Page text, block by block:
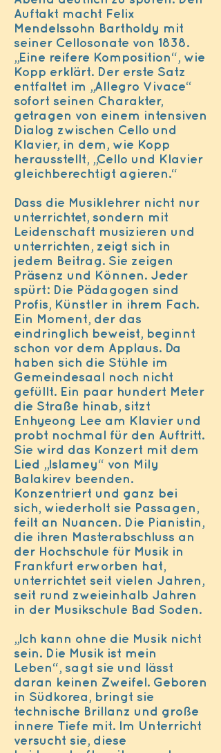
Auftakt macht Felix
Mendelssohn Bartholdy mit
seiner Cellosonate von 1838.
„Eine reifere Komposition“, wie
Kopp erklärt. Der erste Satz
entfaltet im „Allegro Vivace“
sofort seinen Charakter,
getragen von einem intensiven
Dialog zwischen Cello und
Klavier, in dem, wie Kopp
herausstellt, „Cello und Klavier
gleichberechtigt agieren.“
Dass die Musiklehrer nicht nur
unterrichtet, sondern mit
Leidenschaft musizieren und
unterrichten, zeigt sich in
jedem Beitrag. Sie zeigen
Präsenz und Können. Jeder
spürt: Die Pädagogen sind
Profis, Künstler in ihrem Fach.
Ein Moment, der das
eindringlich beweist, beginnt
schon vor dem Applaus. Da
haben sich die Stühle im
Gemeindesaal noch nicht
gefüllt. Ein paar hundert Meter
die Straße hinab, sitzt
Enhyeong Lee am Klavier und
probt nochmal für den Auftritt.
Sie wird das Konzert mit dem
Lied „Islamey“ von Mily
Balakirev beenden.
Konzentriert und ganz bei
sich, wiederholt sie Passagen,
feilt an Nuancen. Die Pianistin,
die ihren Masterabschluss an
der Hochschule für Musik in
Frankfurt erworben hat,
unterrichtet seit vielen Jahren,
seit rund zweieinhalb Jahren
in der Musikschule Bad Soden.
„Ich kann ohne die Musik nicht
sein. Die Musik ist mein
Leben“, sagt sie und lässt
daran keinen Zweifel. Geboren
in Südkorea, bringt sie
technische Brillanz und große
innere Tiefe mit. Im Unterricht
versucht sie, diese